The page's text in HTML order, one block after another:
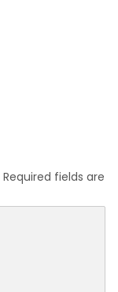
Required fields are